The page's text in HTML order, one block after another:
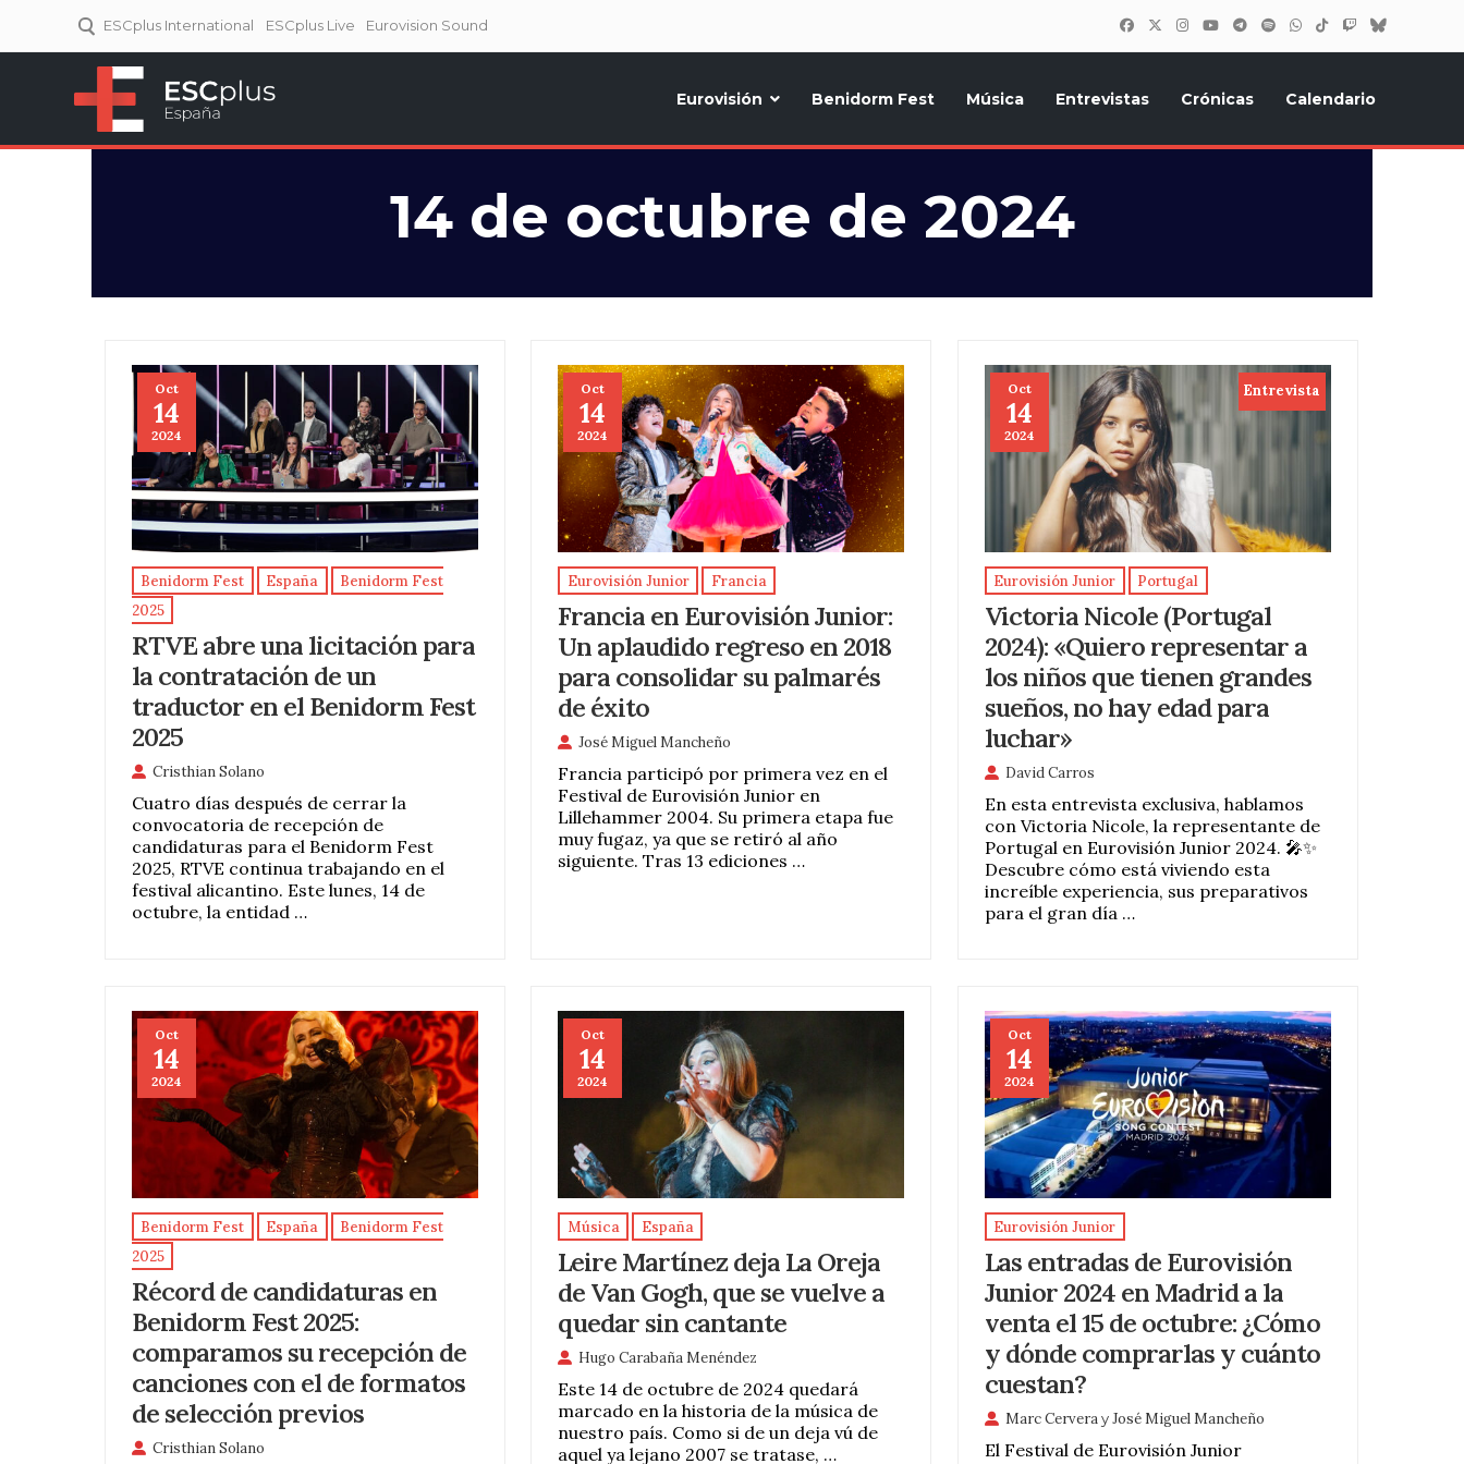
ESCplus International ESCplus Live Eurovision Sound
Eurovisión Benidorm Fest Música Entrevistas Crónicas Calendario
14 de octubre de 2024
Oct
14
2024
Benidorm Fest España
Benidorm Fest
2025
RTVE abre una licitación para
la contratación de un
traductor en el Benidorm Fest
2025
Cristhian Solano
Cuatro días después de cerrar la
convocatoria de recepción de
candidaturas para el Benidorm Fest
2025, RTVE continua trabajando en el
festival alicantino. Este lunes, 14 de
octubre, la entidad …
Oct
14
2024
Eurovisión Junior Francia
Francia en Eurovisión Junior:
Un aplaudido regreso en 2018
para consolidar su palmarés
de éxito
José Miguel Mancheño
Francia participó por primera vez en el
Festival de Eurovisión Junior en
Lillehammer 2004. Su primera etapa fue
muy fugaz, ya que se retiró al año
siguiente. Tras 13 ediciones …
Oct
14
2024
Entrevista
Eurovisión Junior Portugal
Victoria Nicole (Portugal
2024): «Quiero representar a
los niños que tienen grandes
sueños, no hay edad para
luchar»
David Carros
En esta entrevista exclusiva, hablamos
con Victoria Nicole, la representante de
Portugal en Eurovisión Junior 2024. 🎤✨
Descubre cómo está viviendo esta
increíble experiencia, sus preparativos
para el gran día …
Oct
14
2024
Benidorm Fest España
Benidorm Fest
2025
Récord de candidaturas en
Benidorm Fest 2025:
comparamos su recepción de
canciones con el de formatos
de selección previos
Cristhian Solano
Oct
14
2024
Música España
Leire Martínez deja La Oreja
de Van Gogh, que se vuelve a
quedar sin cantante
Hugo Carabaña Menéndez
Este 14 de octubre de 2024 quedará
marcado en la historia de la música de
nuestro país. Como si de un deja vú de
aquel ya lejano 2007 se tratase, …
Oct
14
2024
Eurovisión Junior
Las entradas de Eurovisión
Junior 2024 en Madrid a la
venta el 15 de octubre: ¿Cómo
y dónde comprarlas y cuánto
cuestan?
Marc CerverayJosé Miguel Mancheño
El Festival de Eurovisión Junior